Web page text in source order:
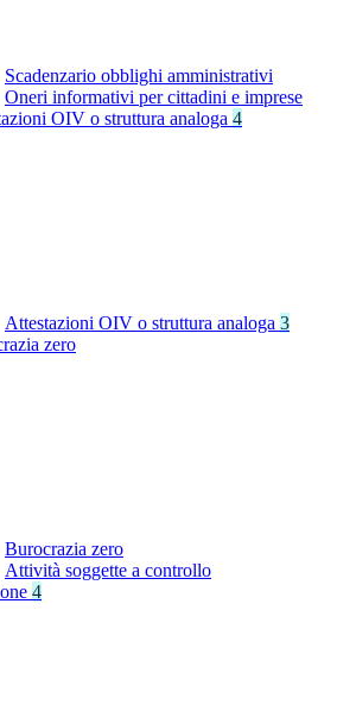
Scadenzario obblighi amministrativi
Oneri informativi per cittadini e imprese
OIV o struttura analoga 4
Attestazioni OIV o struttura analoga 3
zero
Burocrazia zero
Attività soggette a controllo
4